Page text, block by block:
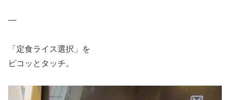
—
「定食ライス選択」を
ピコッとタッチ。